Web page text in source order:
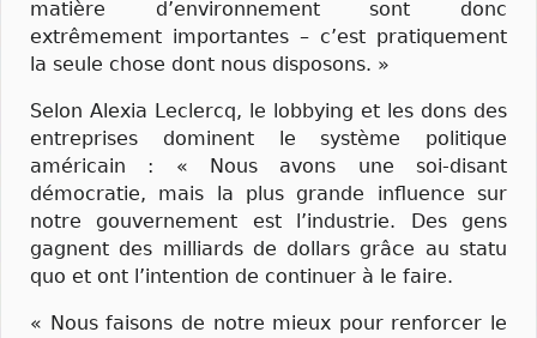
matière d’environnement sont donc
extrêmement importantes – c’est pratiquement
la seule chose dont nous disposons. »
Selon Alexia Leclercq, le lobbying et les dons des
entreprises dominent le système politique
américain : « Nous avons une soi-disant
démocratie, mais la plus grande influence sur
notre gouvernement est l’industrie. Des gens
gagnent des milliards de dollars grâce au statu
quo et ont l’intention de continuer à le faire.
« Nous faisons de notre mieux pour renforcer le